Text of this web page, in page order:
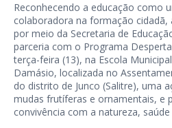
Reconhecendo a educação como
colaboradora na formação cidadã,
por meio da Secretaria de
parceria com o Programa
terça-feira (13), na Escola
Damásio, localizada no
do distrito de Junco (Salitre), uma
mudas frutíferas e ornamentais, e
convivência com a natureza,